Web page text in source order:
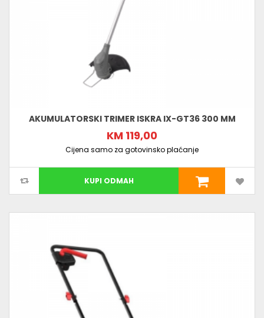
AKUMULATORSKI TRIMER ISKRA IX-GT36 300 MM
KM 119,00
Cijena samo za gotovinsko plaćanje
KUPI ODMAH